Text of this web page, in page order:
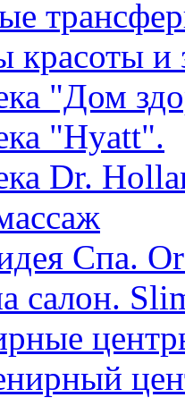
красоты и
"Дом
"Hyatt".
Dr.
Спа.
салон.